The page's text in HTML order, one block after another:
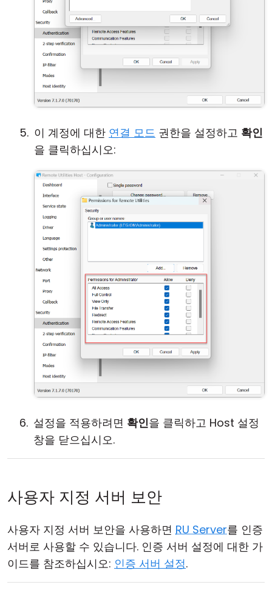
이 계정에 대한 연결 모드 권한을 설정하고 확인
을 클릭하십시오:
설정을 적용하려면 확인을 클릭하고 Host 설정
창을 닫으십시오.
사용자 지정 서버 보안
사용자 지정 서버 보안을 사용하면 RU Server를 인증
서버로 사용할 수 있습니다. 인증 서버 설정에 대한 가
이드를 참조하십시오: 인증 서버 설정.